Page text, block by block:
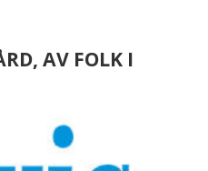
AV FOLK I